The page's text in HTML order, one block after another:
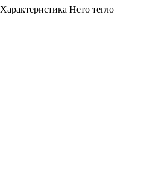
Характеристика Нето тегло